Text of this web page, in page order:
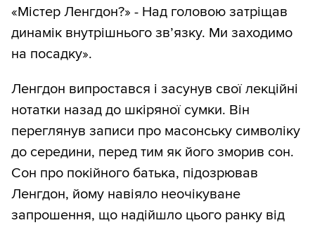
«Містер Ленгдон?» - Над головою затріщав
динамік внутрішнього зв’язку. Ми заходимо
на посадку».
Ленгдон випростався і засунув свої лекційні
нотатки назад до шкіряної сумки. Він
переглянув записи про масонську символіку
до середини, перед тим як його зморив сон.
Сон про покійного батька, підозрював
Ленгдон, йому навіяло неочікуване
запрошення, що надійшло цього ранку від